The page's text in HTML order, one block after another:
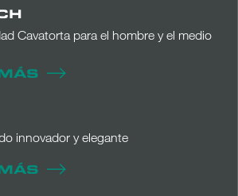
Cavatorta para el hombre y el medio
innovador y elegante